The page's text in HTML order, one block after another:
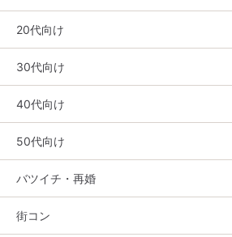
20代向け
30代向け
40代向け
50代向け
バツイチ・再婚
街コン